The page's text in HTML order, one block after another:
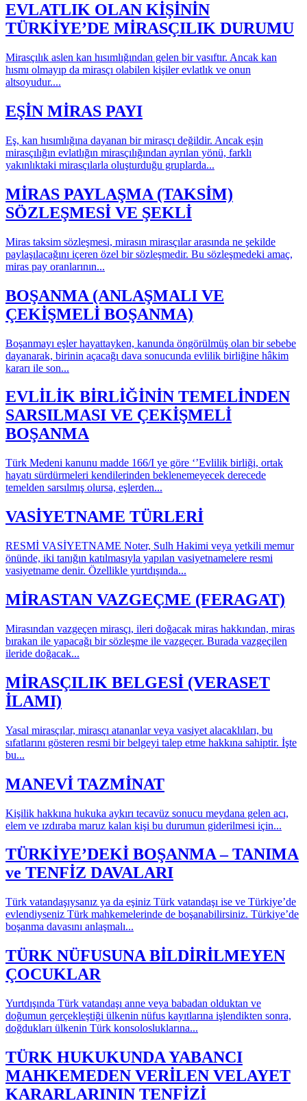
EVLATLIK OLAN KİŞİNİN
TÜRKİYE’DE MİRASÇILIK DURUMU
Mirasçılık aslen kan hısımlığından gelen bir vasıftır. Ancak kan
hısmı olmayıp da mirasçı olabilen kişiler evlatlık ve onun
altsoyudur....
EŞİN MİRAS PAYI
Eş, kan hısımlığına dayanan bir mirasçı değildir. Ancak eşin
mirasçılığın evlatlığın mirasçılığından ayrılan yönü, farklı
yakınlıktaki mirasçılarla oluşturduğu gruplarda...
MİRAS PAYLAŞMA (TAKSİM)
SÖZLEŞMESİ VE ŞEKLİ
Miras taksim sözleşmesi, mirasın mirasçılar arasında ne şekilde
paylaşılacağını içeren özel bir sözleşmedir. Bu sözleşmedeki amaç,
miras pay oranlarının...
BOŞANMA (ANLAŞMALI VE
ÇEKİŞMELİ BOŞANMA)
Boşanmayı eşler hayattayken, kanunda öngörülmüş olan bir sebebe
dayanarak, birinin açacağı dava sonucunda evlilik birliğine hâkim
kararı ile son...
EVLİLİK BİRLİĞİNİN TEMELİNDEN
SARSILMASI VE ÇEKİŞMELİ
BOŞANMA
Türk Medeni kanunu madde 166/I ye göre ‘’Evlilik birliği, ortak
hayatı sürdürmeleri kendilerinden beklenemeyecek derecede
temelden sarsılmış olursa, eşlerden...
VASİYETNAME TÜRLERİ
RESMİ VASİYETNAME Noter, Sulh Hakimi veya yetkili memur
önünde, iki tanığın katılmasıyla yapılan vasiyetnamelere resmi
vasiyetname denir. Özellikle yurtdışında...
MİRASTAN VAZGEÇME (FERAGAT)
Mirasından vazgeçen mirasçı, ileri doğacak miras hakkından, miras
bırakan ile yapacağı bir sözleşme ile vazgeçer. Burada vazgeçilen
ileride doğacak...
MİRASÇILIK BELGESİ (VERASET
İLAMI)
Yasal mirasçılar, mirasçı atananlar veya vasiyet alacaklıları, bu
sıfatlarını gösteren resmi bir belgeyi talep etme hakkına sahiptir. İşte
bu...
MANEVİ TAZMİNAT
Kişilik hakkına hukuka aykırı tecavüz sonucu meydana gelen acı,
elem ve ızdıraba maruz kalan kişi bu durumun giderilmesi için...
TÜRKİYE’DEKİ BOŞANMA – TANIMA
ve TENFİZ DAVALARI
Türk vatandaşıysanız ya da eşiniz Türk vatandaşı ise ve Türkiye’de
evlendiyseniz Türk mahkemelerinde de boşanabilirsiniz. Türkiye’de
boşanma davasını anlaşmalı...
TÜRK NÜFUSUNA BİLDİRİLMEYEN
ÇOCUKLAR
Yurtdışında Türk vatandaşı anne veya babadan olduktan ve
doğumun gerçekleştiği ülkenin nüfus kayıtlarına işlendikten sonra,
doğdukları ülkenin Türk konsolosluklarına...
TÜRK HUKUKUNDA YABANCI
MAHKEMEDEN VERİLEN VELAYET
KARARLARININ TENFİZİ